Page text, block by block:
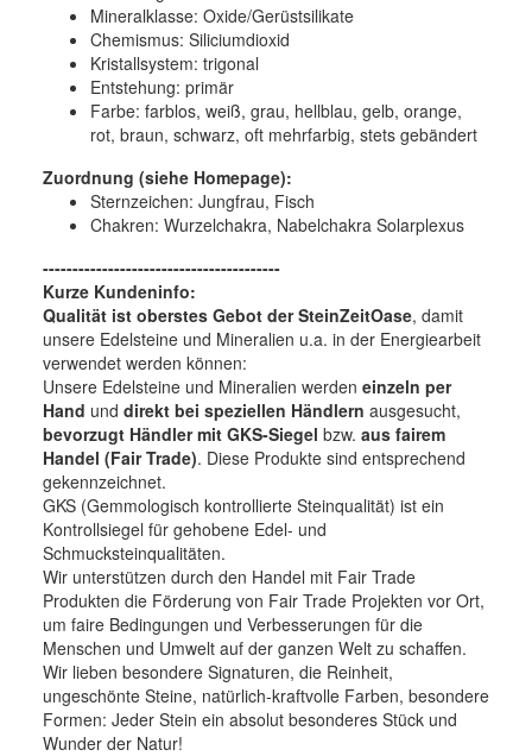
Mineralklasse: Oxide/Gerüstsilikate
Chemismus: Siliciumdioxid
Kristallsystem: trigonal
Entstehung: primär
Farbe: farblos, weiß, grau, hellblau, gelb, orange,
rot, braun, schwarz, oft mehrfarbig, stets gebändert
Zuordnung (siehe Homepage):
Sternzeichen: Jungfrau, Fisch
Chakren: Wurzelchakra, Nabelchakra Solarplexus
----------------------------------------
Kurze Kundeninfo:
Qualität ist oberstes Gebot der SteinZeitOase, damit
unsere Edelsteine und Mineralien u.a. in der Energiearbeit
verwendet werden können:
Unsere Edelsteine und Mineralien werden einzeln per
Hand und direkt bei speziellen Händlern ausgesucht,
bevorzugt Händler mit GKS-Siegel bzw. aus fairem
Handel (Fair Trade). Diese Produkte sind entsprechend
gekennzeichnet.
GKS (Gemmologisch kontrollierte Steinqualität) ist ein
Kontrollsiegel für gehobene Edel- und
Schmucksteinqualitäten.
Wir unterstützen durch den Handel mit Fair Trade
Produkten die Förderung von Fair Trade Projekten vor Ort,
um faire Bedingungen und Verbesserungen für die
Menschen und Umwelt auf der ganzen Welt zu schaffen.
Wir lieben besondere Signaturen, die Reinheit,
ungeschönte Steine, natürlich-kraftvolle Farben, besondere
Formen: Jeder Stein ein absolut besonderes Stück und
Wunder der Natur!